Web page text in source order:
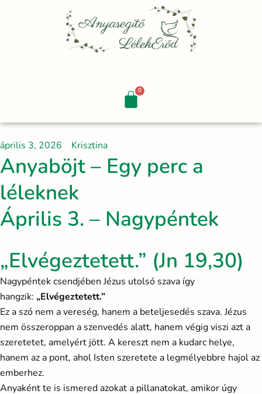
április 3, 2026 Krisztina
Anyaböjt – Egy perc a
léleknek
Április 3. – Nagypéntek
„Elvégeztetett.” (Jn 19,30)
Nagypéntek csendjében Jézus utolsó szava így
hangzik: „Elvégeztetett.”
Ez a szó nem a vereség, hanem a beteljesedés szava. Jézus
nem összeroppan a szenvedés alatt, hanem végig viszi azt a
szeretetet, amelyért jött. A kereszt nem a kudarc helye,
hanem az a pont, ahol Isten szeretete a legmélyebbre hajol az
emberhez.
Anyaként te is ismered azokat a pillanatokat, amikor úgy